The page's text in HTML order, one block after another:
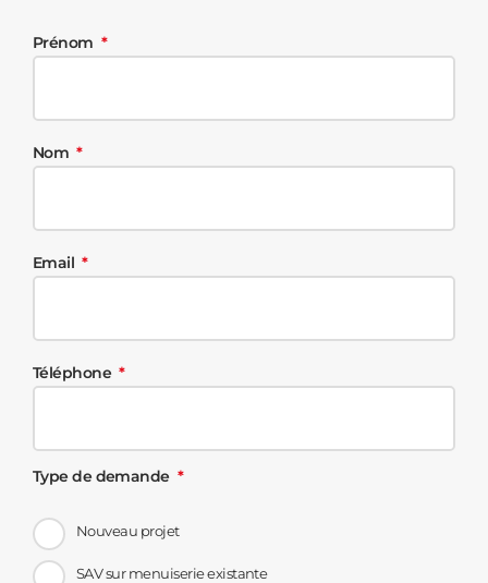
Prénom
Nom
Email
Téléphone
Type de demande
Nouveau projet
SAV sur menuiserie existante